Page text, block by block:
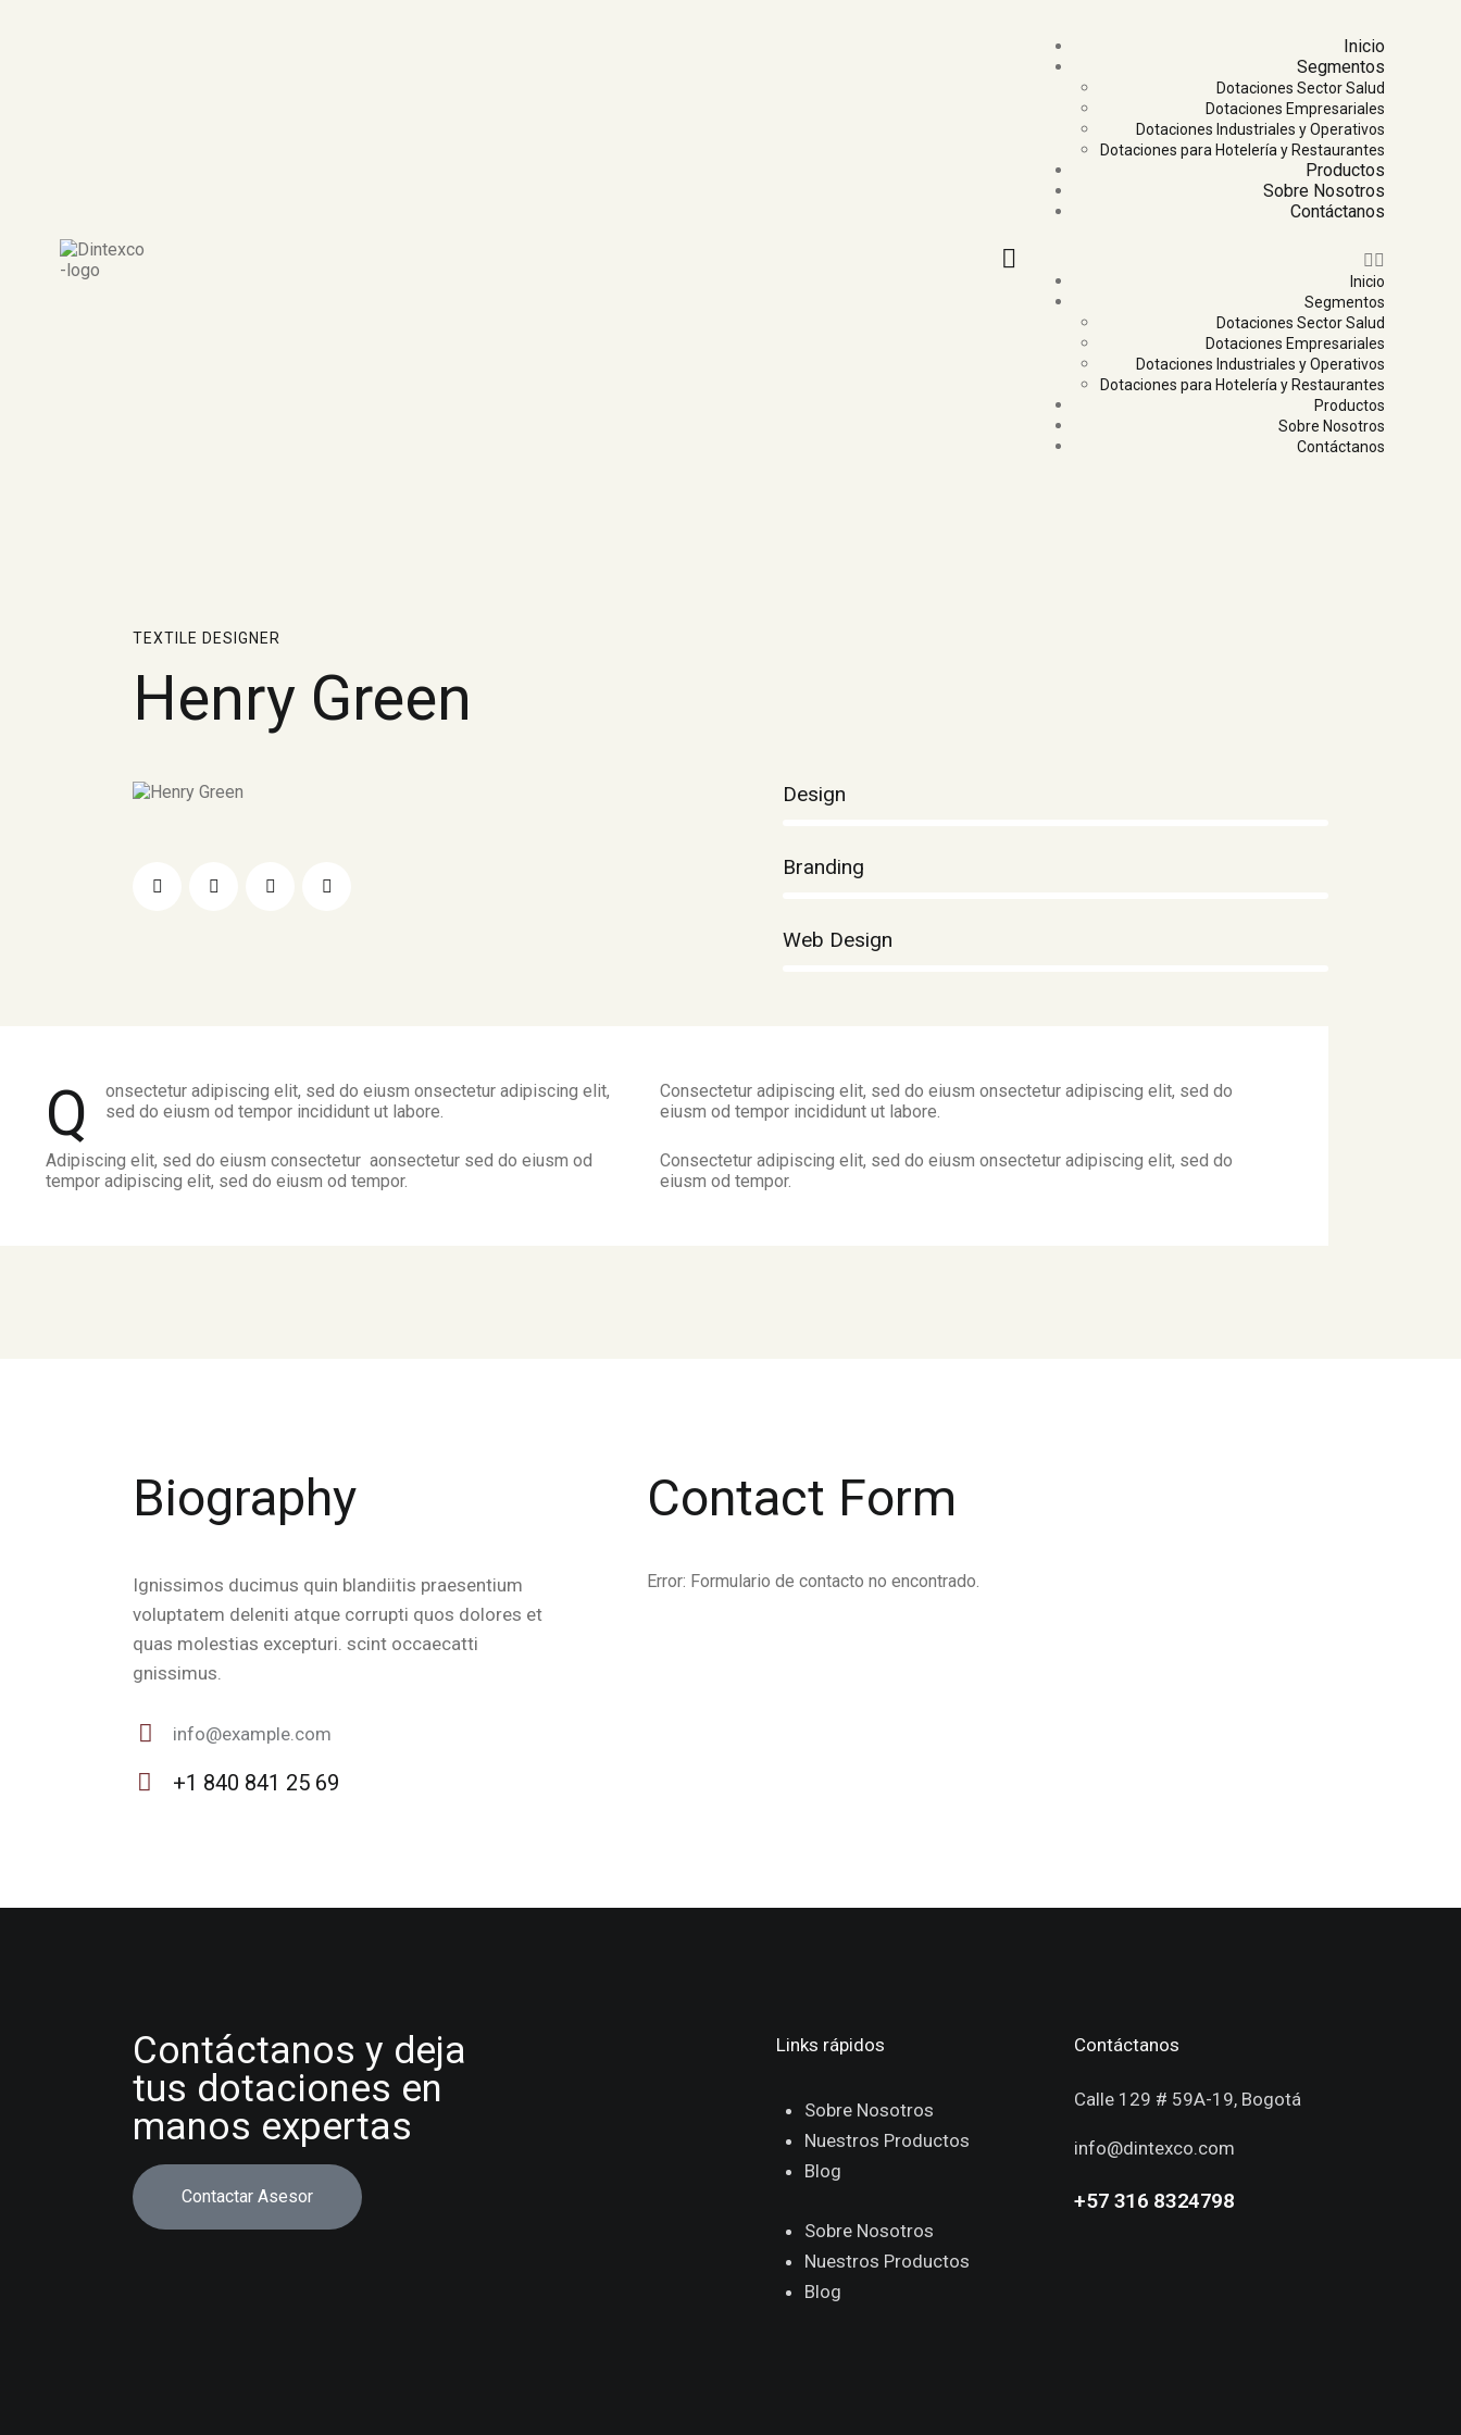
Inicio
Segmentos
Dotaciones Sector Salud
Dotaciones Empresariales
Dotaciones Industriales y Operativos
Dotaciones para Hotelería y Restaurantes
Productos
Sobre Nosotros
Contáctanos
Inicio
Segmentos
Dotaciones Sector Salud
Dotaciones Empresariales
Dotaciones Industriales y Operativos
Dotaciones para Hotelería y Restaurantes
Productos
Sobre Nosotros
Contáctanos
TEXTILE DESIGNER
Henry Green
Design
Branding
Web Design
Q
onsectetur adipiscing elit, sed do eiusm onsectetur adipiscing elit,
sed do eiusm od tempor incididunt ut labore.
Adipiscing elit, sed do eiusm consectetur aonsectetur sed do eiusm od
tempor adipiscing elit, sed do eiusm od tempor.
Consectetur adipiscing elit, sed do eiusm onsectetur adipiscing elit, sed do
eiusm od tempor incididunt ut labore.
Consectetur adipiscing elit, sed do eiusm onsectetur adipiscing elit, sed do
eiusm od tempor.
Biography
Ignissimos ducimus quin blandiitis praesentium
voluptatem deleniti atque corrupti quos dolores et
quas molestias excepturi. scint occaecatti
gnissimus.
m
info@example.com
+1 840 841 25 69
Contact Form
Error: Formulario de contacto no encontrado.
Contáctanos y deja
tus dotaciones en
manos expertas
Contactar Asesor
Links rápidos
Sobre Nosotros
Nuestros Productos
Blog
Sobre Nosotros
Nuestros Productos
Blog
Contáctanos
Calle 129 # 59A-19, Bogotá
info@dintexco.com
+57 316 8324798